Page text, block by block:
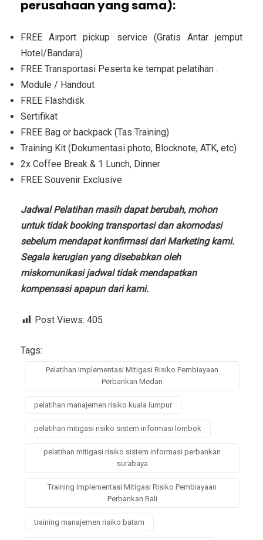
perusahaan yang sama):
FREE Airport pickup service (Gratis Antar jemput
Hotel/Bandara)
FREE Transportasi Peserta ke tempat pelatihan .
Module / Handout
FREE Flashdisk
Sertifikat
FREE Bag or backpack (Tas Training)
Training Kit (Dokumentasi photo, Blocknote, ATK, etc)
2x Coffee Break & 1 Lunch, Dinner
FREE Souvenir Exclusive
Jadwal Pelatihan masih dapat berubah, mohon
untuk tidak booking transportasi dan akomodasi
sebelum mendapat konfirmasi dari Marketing kami.
Segala kerugian yang disebabkan oleh
miskomunikasi jadwal tidak mendapatkan
kompensasi apapun dari kami.
Post Views: 405
Tags:
Pelatihan Implementasi Mitigasi Risiko Pembiayaan
Perbankan Medan
pelatihan manajemen risiko kuala lumpur
pelatihan mitigasi risiko sistem informasi lombok
pelatihan mitigasi risiko sistem informasi perbankan
surabaya
Training Implementasi Mitigasi Risiko Pembiayaan
Perbankan Bali
training manajemen risiko batam